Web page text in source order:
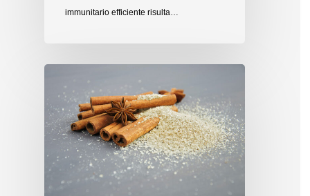
immunitario efficiente risulta…